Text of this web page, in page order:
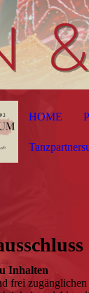
HOME
Inhalten
frei